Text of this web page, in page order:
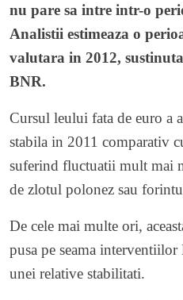
nu pare sa intre intr-o
Analistii estimeaza o
valutara in 2012,
BNR.
Cursul leului fata de euro a
stabila in 2011 comparativ
suferind fluctuatii mult mai
de zlotul polonez sau
De cele mai multe ori,
pusa pe seama
unei relative stabilitati.